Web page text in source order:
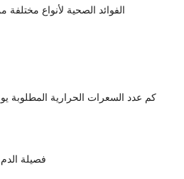
الفوائد الصحية لأنواع مختلفة
كم عدد السعرات الحرارية المطلوبة
فصيلة